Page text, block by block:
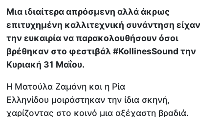
Μια ιδιαίτερα απρόσμενη αλλά άκρως
επιτυχημένη καλλιτεχνική συνάντηση είχαν
την ευκαιρία να παρακολουθήσουν όσοι
βρέθηκαν στο φεστιβάλ #KollinesSound την
Κυριακή 31 Μαΐου.
Η Ματούλα Ζαμάνη και η Ρία
Ελληνίδου μοιράστηκαν την ίδια σκηνή,
χαρίζοντας στο κοινό μια αξέχαστη βραδιά.